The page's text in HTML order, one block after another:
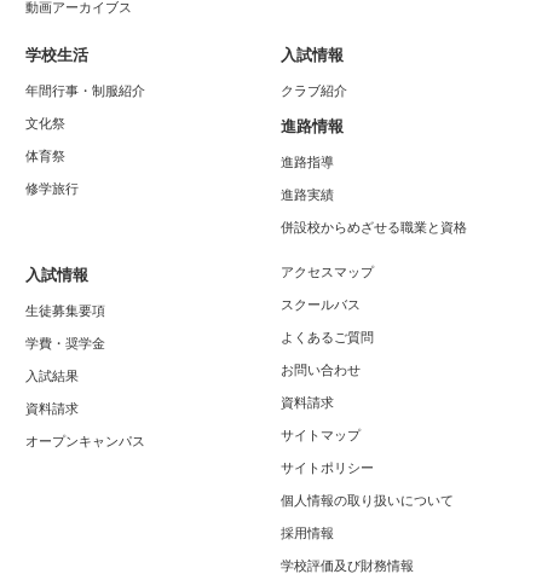
動画アーカイブス
学校生活
年間行事・制服紹介
文化祭
体育祭
修学旅行
入試情報
クラブ紹介
進路情報
進路指導
進路実績
併設校からめざせる職業と資格
入試情報
生徒募集要項
学費・奨学金
入試結果
資料請求
オープンキャンパス
アクセスマップ
スクールバス
よくあるご質問
お問い合わせ
資料請求
サイトマップ
サイトポリシー
個人情報の取り扱いについて
採用情報
学校評価及び財務情報